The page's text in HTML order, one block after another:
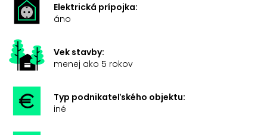
Elektrická prípojka:
áno
Vek stavby:
menej ako 5 rokov
Typ podnikateľského objektu:
iné